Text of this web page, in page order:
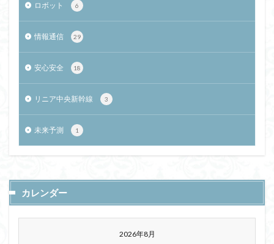
ロボット 6
情報通信 29
安心安全 18
リニア中央新幹線 3
未来予測 1
カレンダー
2026年8月